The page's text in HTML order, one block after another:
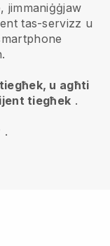
jimmaniġġjaw
tas-servizz u
u agħti
tiegħek .
.